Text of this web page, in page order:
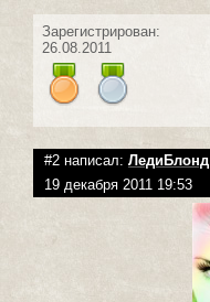
Зарегистрирован:
26.08.2011
#2 написал: ЛедиБлонд
19 декабря 2011 19:53